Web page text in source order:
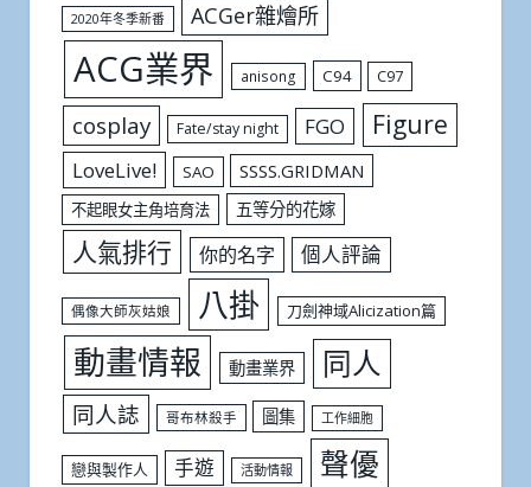
2020年冬季新番 ACGer雜燴所
ACG業界 anisong C94 C97
cosplay Fate/stay night FGO Figure
LoveLive! SAO SSSS.GRIDMAN
不起眼女主角培育法 五等分的花嫁
人氣排行 你的名字 個人評論
偶像大師灰姑娘 八掛 刀劍神域Alicization篇
動畫情報 動畫業界 同人
同人誌 哥布林殺手 圖集 工作細胞
戀與製作人 手遊 活動情報 聲優